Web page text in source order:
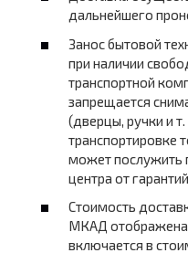
дальнейшего
Занос бытовой
при наличии
транспортной
запрещается
(дверцы, ручки и
транспортировке
может послужить
центра от
Стоимость
МКАД отображена
включается в